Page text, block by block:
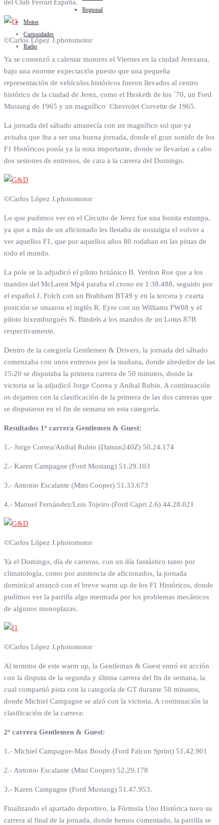
Regional
Motos
Curiosidades
Radio
del Club Ferrari España.
©Carlos López J.photomotor
Ya se comenzó a calentar motores el Viernes en la ciudad Jerezana,
bajo una enorme expectación puesto que una pequeña
representación de vehículos históricos fueron llevados al centro
histórico de la ciudad de Jerez, como el Hesketh de los ´70, un Ford
Mustang de 1965 y un magnífico Chevrolet Corvette de 1965.
La jornada del sábado amanecía con un magnífico sol que ya
avisaba que iba a ser una buena jornada, donde el gran sonido de los
F1 Históricos ponía ya la nota importante, donde se llevarían a cabo
dos sesiones de entrenos, de cara a la carrera del Domingo.
©Carlos López J.photomotor
Lo que pudimos ver en el Circuito de Jerez fue una bonita estampa,
ya que a más de un aficionado les llenaba de nostalgia el volver a
ver aquellos F1, que por aquellos años 80 rodaban en las pistas de
todo el mundo.
La pole se la adjudicó el piloto británico B. Verdon Roe que a los
mandos del McLaren Mp4 paraba el crono en 1:38.488, seguido por
el español J. Folch con un Brabham BT49 y en la tercera y cuarta
posición se situaron el inglés R. Eyre con un Williams FW08 y el
piloto luxemburgués N. Bindels a los mandos de un Lotus 87B
respectivamente.
Dentro de la categoría Gentlemen & Drivers, la jornada del sábado
comenzaba con unos entrenos por la mañana, donde alrededor de las
15:20 se disputaba la primera carrera de 50 minutos, donde la
victoria se la adjudicó Jorge Correa y Anibal Rubio. A continuación
os dejamos con la clasificación de la primera de las dos carreras que
se disputaron en el fin de semana en esta categoría.
Resultados 1ª carrera Gentlemen & Guest:
1.- Jorge Correa/Anibal Rubio (Datsun240Z) 50.24.174
2.- Karen Campagne (Ford Mustang) 51.29.103
3.- Antonio Escalante (Mini Cooper) 51.33.673
4.- Manuel Fernández/Luis Tojeiro (Ford Capri 2.6) 44.28.021
©Carlos López J.photomotor
Ya el Domingo, día de carreras, con un día fantástico tanto por
climatología, como por asistencia de aficionados, la jornada
dominical arrancó con el breve warm up de los F1 Históricos, donde
pudimos ver la parrilla algo mermada por los problemas mecánicos
de algunos monoplazas.
©Carlos López J.photomotor
Al termino de este warm up, la Gentleman & Guest entró en acción
con la disputa de la segunda y última carrera del fin de semana, la
cual compartió pista con la categoría de GT durante 50 minutos,
donde Michiel Campagne se alzó con la victoria. A continuación la
clasificación de la carrera:
2ª carrera Gentlemen & Guest:
1.- Michiel Campagne-Max Boody (Ford Falcon Sprint) 51.42.901
2.- Antonio Escalante (Mini Cooper) 52.29.178
3.- Karen Campagne (Ford Mustang) 51.47.953.
Finalizando el apartado deportivo, la Fórmula Uno Histórica tuvo su
carrera al final de la jornada, donde hemos comentado, la parrilla se